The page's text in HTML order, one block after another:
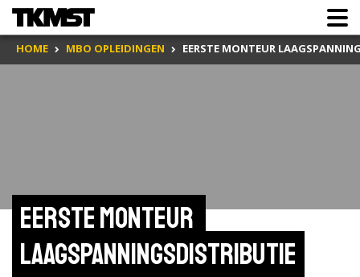
HOME MBO OPLEIDINGEN EERSTE MONTEUR
Eerste monteur
laagspanningsdistributie